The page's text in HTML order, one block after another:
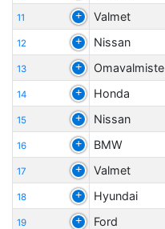
11 Valmet
12 Nissan
13 Omavalmiste
14 Honda
15 Nissan
16 BMW
17 Valmet
18 Hyundai
19 Ford